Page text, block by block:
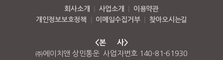
회사소개 사업소개
이용약관
개인정보보호정책
이메일수집거부 찾아오시는길
<본 사>
㈜에이치앤 상민통운 사업자번호 140-81-61930